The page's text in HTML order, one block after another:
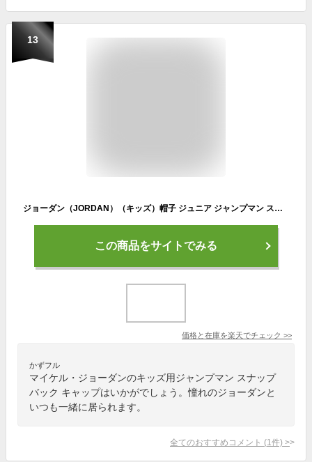
13
ジョーダン（JORDAN）（キッズ）帽子 ジュニア ジャンプマン スナップバック キャップ 9A1795-F66
この商品をサイトでみる
価格と在庫を楽天でチェック >>
かずフル
マイケル・ジョーダンのキッズ用ジャンプマン スナップ
バック キャップはいかがでしょう。憧れのジョーダンと
いつも一緒に居られます。
全てのおすすめコメント (1 件) >